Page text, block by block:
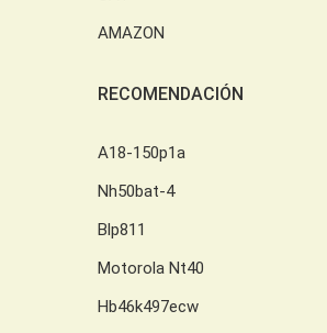
AMAZON
RECOMENDACIÓN
A18-150p1a
Nh50bat-4
Blp811
Motorola Nt40
Hb46k497ecw